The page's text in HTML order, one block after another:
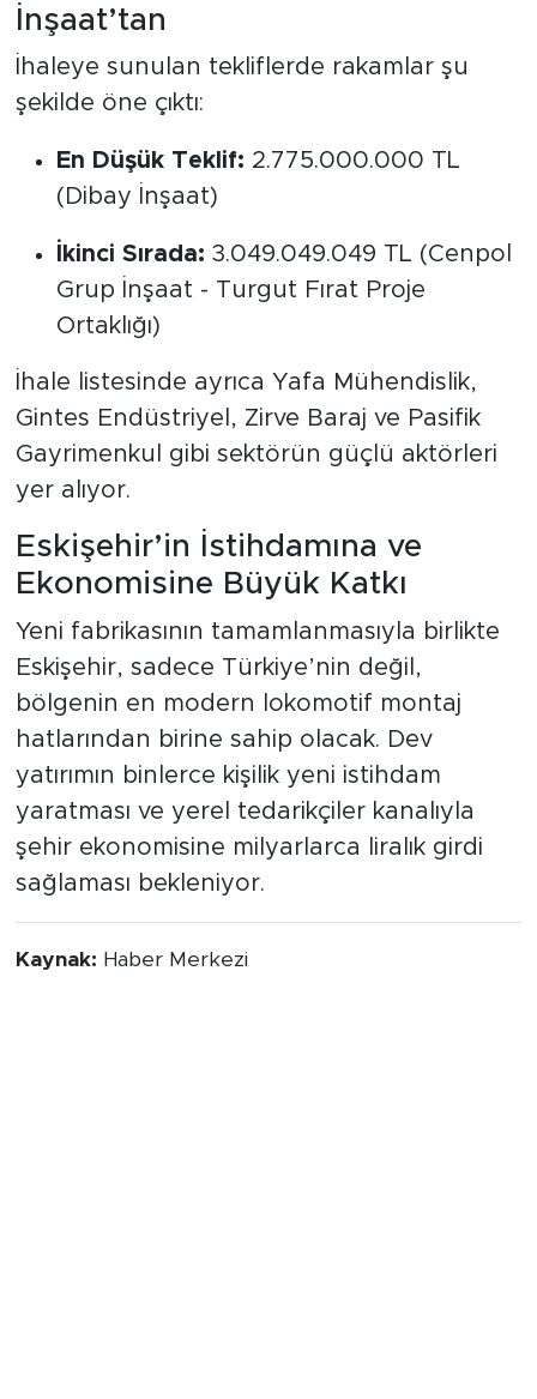
İnşaat’tan
İhaleye sunulan tekliflerde rakamlar şu
şekilde öne çıktı:
En Düşük Teklif: 2.775.000.000 TL
(Dibay İnşaat)
İkinci Sırada: 3.049.049.049 TL (Cenpol
Grup İnşaat - Turgut Fırat Proje
Ortaklığı)
İhale listesinde ayrıca Yafa Mühendislik,
Gintes Endüstriyel, Zirve Baraj ve Pasifik
Gayrimenkul gibi sektörün güçlü aktörleri
yer alıyor.
Eskişehir’in İstihdamına ve
Ekonomisine Büyük Katkı
Yeni fabrikasının tamamlanmasıyla birlikte
Eskişehir, sadece Türkiye’nin değil,
bölgenin en modern lokomotif montaj
hatlarından birine sahip olacak. Dev
yatırımın binlerce kişilik yeni istihdam
yaratması ve yerel tedarikçiler kanalıyla
şehir ekonomisine milyarlarca liralık girdi
sağlaması bekleniyor.
Kaynak: Haber Merkezi